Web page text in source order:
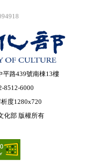
平路439號南棟13樓
8512-6000
度1280x720
化部 版權所有